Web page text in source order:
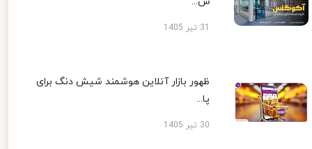
ظهور بازار آنلاین هوشمند شیش دنگ برای
پا...
30 تیر 1405